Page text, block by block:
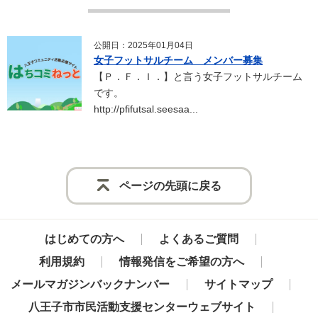
公開日：2025年01月04日
女子フットサルチーム メンバー募集
【Ｐ．Ｆ．Ｉ．】と言う女子フットサルチーム
です。
http://pfifutsal.seesaa...
ページの先頭に戻る
はじめての方へ
よくあるご質問
利用規約
情報発信をご希望の方へ
メールマガジンバックナンバー
サイトマップ
八王子市市民活動支援センターウェブサイト